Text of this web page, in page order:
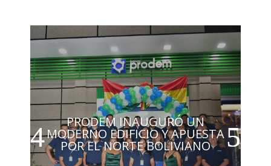
PRODEM INAUGURÓ UN
MODERNO EDIFICIO Y APUESTA
POR EL NORTE BOLIVIANO